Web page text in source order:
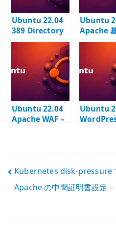
Ubuntu 22.04
389 Directory
Server #2 – TLS
有効化と LDAPS
Ubuntu
Apache
築 –
の基本
Ubuntu 22.04
Apache WAF –
Ubuntu
投
稿
Kubernetes disk-pressure
Apache の中間証明書設定